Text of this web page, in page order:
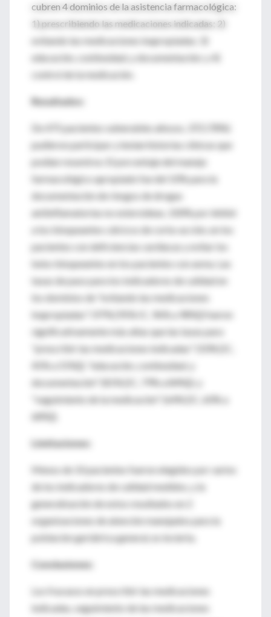
cubren 4 dominios de la asistencia farmacológica:
1) prescribiendo las medicaciones indicadas; 2)
evitando las medicaciones inapropiadas; 3)
educación, continuidad, y documentación; y 4)
control de la medicación.
Resultados:
De 475 pacientes vulnerables añosos, 372 (78%)
pudieron participar y tenían historias clínicas que
podían resumirse. El porcentaje del manejo
farmacológico apropiado fue del 10% para la
documentación de riesgos de drogas
antiinflamatorias no esteroideas, 100% por inhibir
a los bloqueantes cálcicos de corta-acción, en los
pacientes con deficiencias cardíacas y evitar los
beta-bloqueantes en los pacientes con asma. Las
tasas de paso para los indicadores de calidad en
los dominios de "evitando las medicaciones
inapropiadas" (97% [95% IC, 96% a 98%]) fueron
significativamente más altas que las tasas para
"prescribir las medicaciones indicadas" (50% [IC,
45% a 55%]); "educación, continuidad, y
documentación" (81% [IC, 79% a 84%]); y
"seguimiento de la medicación" (64% [IC, 60% a
68%]).
Limitaciones:
Menos de 10 pacientes fueron elegidos por varios
de los indicadores de calidad medidos, y la
generalización de estos resultados en 2
organizaciones de atención manejados para la
población geriátrica general, es incierta.
Conclusiones:
Los fracasos en prescribir las medicaciones
indicadas, seguimiento de las medicaciones